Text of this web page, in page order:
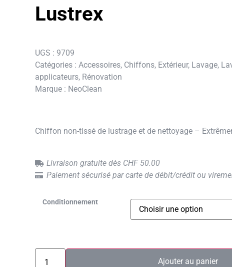
Lustrex
UGS : 9709
Catégories : Accessoires, Chiffons, Extérieur, Lavage,
applicateurs, Rénovation
Marque : NeoClean
Chiffon non-tissé de lustrage et de nettoyage –
Livraison gratuite dès CHF 50.00
Paiement sécurisé par carte de débit/crédit ou
Conditionnement
Ajouter au panier